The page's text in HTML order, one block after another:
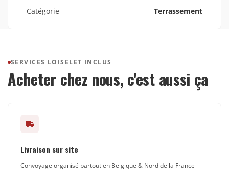
Catégorie Terrassement
SERVICES LOISELET INCLUS
Acheter chez nous, c'est aussi ça
Livraison sur site
Convoyage organisé partout en Belgique & Nord de la France